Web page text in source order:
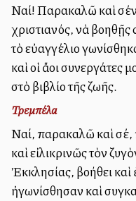
Ναί! Παρακαλῶ καὶ
χριστιανός, νὰ βοηθῇς
τὸ εὐαγγέλιο
καὶ οἱ ἄλλοι
στὸ βιβλίο τῆς ζωῆς.
Τρεμπέλα
Ναί, παρακαλῶ καὶ σέ,
καὶ εἰλικρινῶς τὸν
Ἐκκλησίας, βοήθει καὶ
ἠγωνίσθησαν καὶ